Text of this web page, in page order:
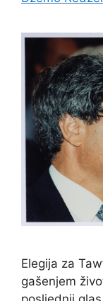
Elegija za
gašenjem